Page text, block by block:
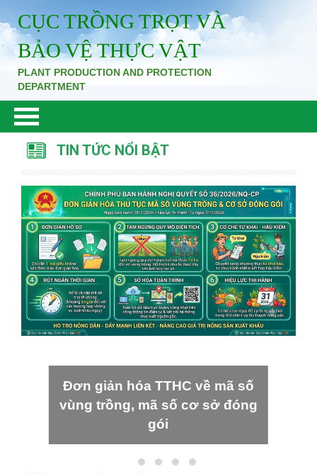
CỤC TRỒNG TRỌT VÀ
BẢO VỆ THỰC VẬT
PLANT PRODUCTION AND PROTECTION
DEPARTMENT
TIN TỨC NỔI BẬT
Đơn giản hóa TTHC về mã số
vùng trồng, mã số cơ sở đóng
gói